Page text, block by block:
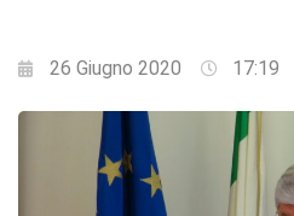
26 Giugno 2020 17:19